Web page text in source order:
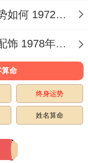
抵御流年冲
机遇与困局
怎样的局面？
星与太岁相
，这预示着事
与机遇，但职
变动，可能是
1972年属鼠的人2026年运势如何 1972年属鼠的最佳婚配属相
1978年属马2026年适合的配饰 1978年属马2026年运势及每月运势
命
终身运势
姓名算命